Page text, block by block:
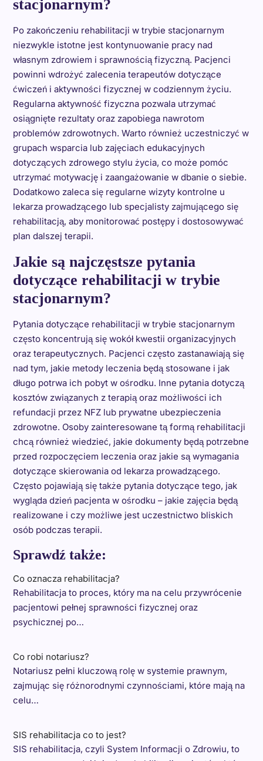
stacjonarnym?
Po zakończeniu rehabilitacji w trybie stacjonarnym
niezwykle istotne jest kontynuowanie pracy nad
własnym zdrowiem i sprawnością fizyczną. Pacjenci
powinni wdrożyć zalecenia terapeutów dotyczące
ćwiczeń i aktywności fizycznej w codziennym życiu.
Regularna aktywność fizyczna pozwala utrzymać
osiągnięte rezultaty oraz zapobiega nawrotom
problemów zdrowotnych. Warto również uczestniczyć w
grupach wsparcia lub zajęciach edukacyjnych
dotyczących zdrowego stylu życia, co może pomóc
utrzymać motywację i zaangażowanie w dbanie o siebie.
Dodatkowo zaleca się regularne wizyty kontrolne u
lekarza prowadzącego lub specjalisty zajmującego się
rehabilitacją, aby monitorować postępy i dostosowywać
plan dalszej terapii.
Jakie są najczęstsze pytania
dotyczące rehabilitacji w trybie
stacjonarnym?
Pytania dotyczące rehabilitacji w trybie stacjonarnym
często koncentrują się wokół kwestii organizacyjnych
oraz terapeutycznych. Pacjenci często zastanawiają się
nad tym, jakie metody leczenia będą stosowane i jak
długo potrwa ich pobyt w ośrodku. Inne pytania dotyczą
kosztów związanych z terapią oraz możliwości ich
refundacji przez NFZ lub prywatne ubezpieczenia
zdrowotne. Osoby zainteresowane tą formą rehabilitacji
chcą również wiedzieć, jakie dokumenty będą potrzebne
przed rozpoczęciem leczenia oraz jakie są wymagania
dotyczące skierowania od lekarza prowadzącego.
Często pojawiają się także pytania dotyczące tego, jak
wygląda dzień pacjenta w ośrodku – jakie zajęcia będą
realizowane i czy możliwe jest uczestnictwo bliskich
osób podczas terapii.
Sprawdź także:
Co oznacza rehabilitacja?
Rehabilitacja to proces, który ma na celu przywrócenie
pacjentowi pełnej sprawności fizycznej oraz
psychicznej po…
Co robi notariusz?
Notariusz pełni kluczową rolę w systemie prawnym,
zajmując się różnorodnymi czynnościami, które mają na
celu…
SIS rehabilitacja co to jest?
SIS rehabilitacja, czyli System Informacji o Zdrowiu, to